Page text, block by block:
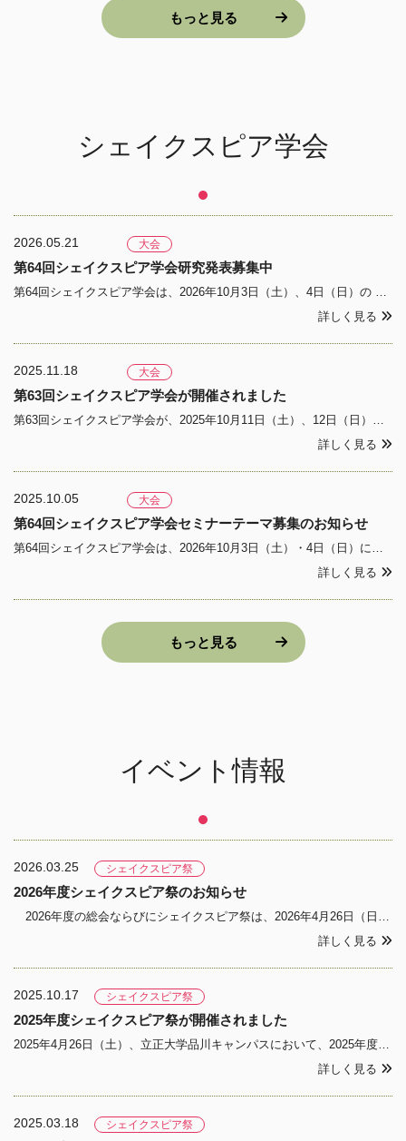
もっと見る
シェイクスピア学会
2026.05.21 大会
第64回シェイクスピア学会研究発表募集中
第64回シェイクスピア学会は、2026年10月3日（土）、4日（日）の 2日間にわたり、筑紫女学園大学にて開催されます。研究発表の応募締切日（6月6日正午）が迫ってまいりました。募集要項は、Shakespeare Newsletter Vol. 65 No. 2（NL
詳しく見る
2025.11.18 大会
第63回シェイクスピア学会が開催されました
第63回シェイクスピア学会が、2025年10月11日（土）、12日（日）の2日間にわたり、日本女子大学目白キャンパス〔〒112-8681東京都文京区目白台2丁目8番1号〕にて開催されました。プログラムの詳細は、「第63回シェイクスピア学会のご案内」をご参照ください。セミナーの要旨
詳しく見る
2025.10.05 大会
第64回シェイクスピア学会セミナーテーマ募集のお知らせ
第64回シェイクスピア学会は、2026年10月3日（土）・4日（日）に筑紫女学園大学（福岡県太宰府市）にて開催予定です。本学会でのセミナーのテーマを募集いたします。詳細はShakespeare Newsletter 2025 No. 1の5頁をご覧ください。
詳しく見る
もっと見る
イベント情報
2026.03.25 シェイクスピア祭
2026年度シェイクスピア祭のお知らせ
2026年度の総会ならびにシェイクスピア祭は、2026年4月26日（日）に対面で開催される予定です。今年度のシェイクスピア祭は、日本英文学会、日本シェイクスピア協会、日本女子大学英文学科の共催で行われ、一般公開（非会員は要事前申込）で無料です。お誘いあわせのうえ、奮ってご参加く
詳しく見る
2025.10.17 シェイクスピア祭
2025年度シェイクスピア祭が開催されました
2025年4月26日（土）、立正大学品川キャンパスにおいて、2025年度シェイクスピア祭が開催されました。多数のご参加ありがとうございました。 開会の辞 佐藤 達郎（日本シェイクスピア協会会長・日本女子大学教授） 講演 井出 新氏（慶応義
詳しく見る
2025.03.18 シェイクスピア祭